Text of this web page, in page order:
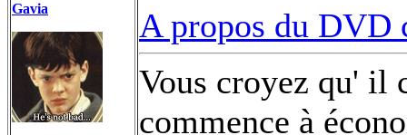
Gavia
A propos du
Vous croyez qu' il
commence à